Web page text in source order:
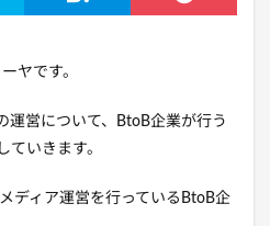
ヤです。
運営について、BtoB企業が行う
ていきます。
ディア運営を行っているBtoB企